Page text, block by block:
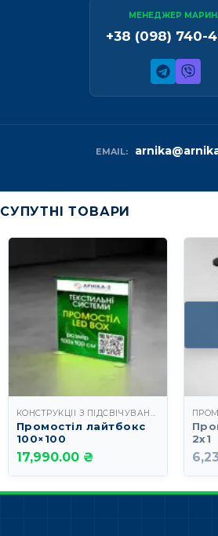
МЕНЕДЖЕР
+38 (098) 740-
EMAIL:
СУПУТНІ ТОВАРИ
КОНСТРУКЦІЇ З ПІДСВІЧУВАННЯМ
Промостіл лайтбокс
100×100
17,990.00 ₴
2х1